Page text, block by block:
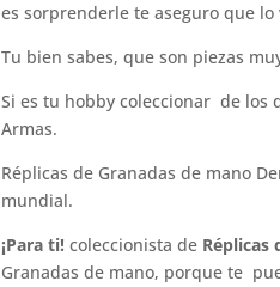
es sorprenderle te aseguro que lo
Tu bien sabes, que son piezas
Si es tu hobby coleccionar de los
Armas.
Réplicas de Granadas de mano
mundial.
¡Para ti! coleccionista de Réplicas
Granadas de mano, porque te